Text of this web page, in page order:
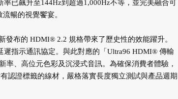
已飆升至144Hz到超過1,000Hz不等，並完美融合可
暢的視覺饗宴。
布的 HDMI® 2.2 規格帶來了歷史性的效能躍升。
遲指示通訊協定。與此對應的「Ultra96 HDMI® 傳輸
、高位元色彩及沉浸式音訊。為確保消費者體驗，
認證標籤的線材，嚴格落實長度獨立測試與產品週期